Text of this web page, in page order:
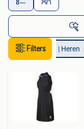
Filters
Kleding | Heren